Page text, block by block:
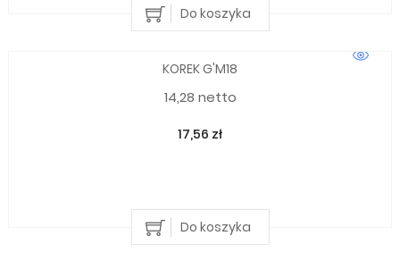
Do koszyka
KOREK G'M18
14,28 netto
17,56 zł
Do koszyka